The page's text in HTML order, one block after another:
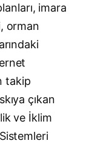
imara
orman
takip
çıkan
ve İklim